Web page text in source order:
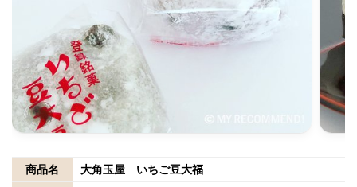
商品名
大角玉屋 いちご豆大福